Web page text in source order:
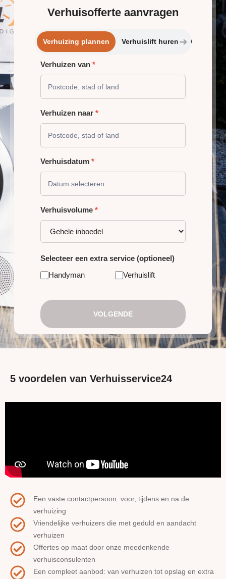
Verhuisofferte aanvragen
Verhuizing plannen Verhuislift huren
VERHUIZING
PLANNEN
Verhuizen van *
Verhuizen naar *
Verhuisdatum *
Verhuisvolume *
Selecteer een extra service (optioneel)
Handyman
Verhuislift
VOLGENDE
5 voordelen van Verhuisservice24
Een vaste contactpersoon: voor, tijdens en na de
verhuizing
Vriendelijke verhuizers die met geduld en aandacht
verhuizen
Offertes op maat door onze meedenkende
verhuisconsulenten
Een compleet aanbod: van verhuizen tot opslag en extra
➔